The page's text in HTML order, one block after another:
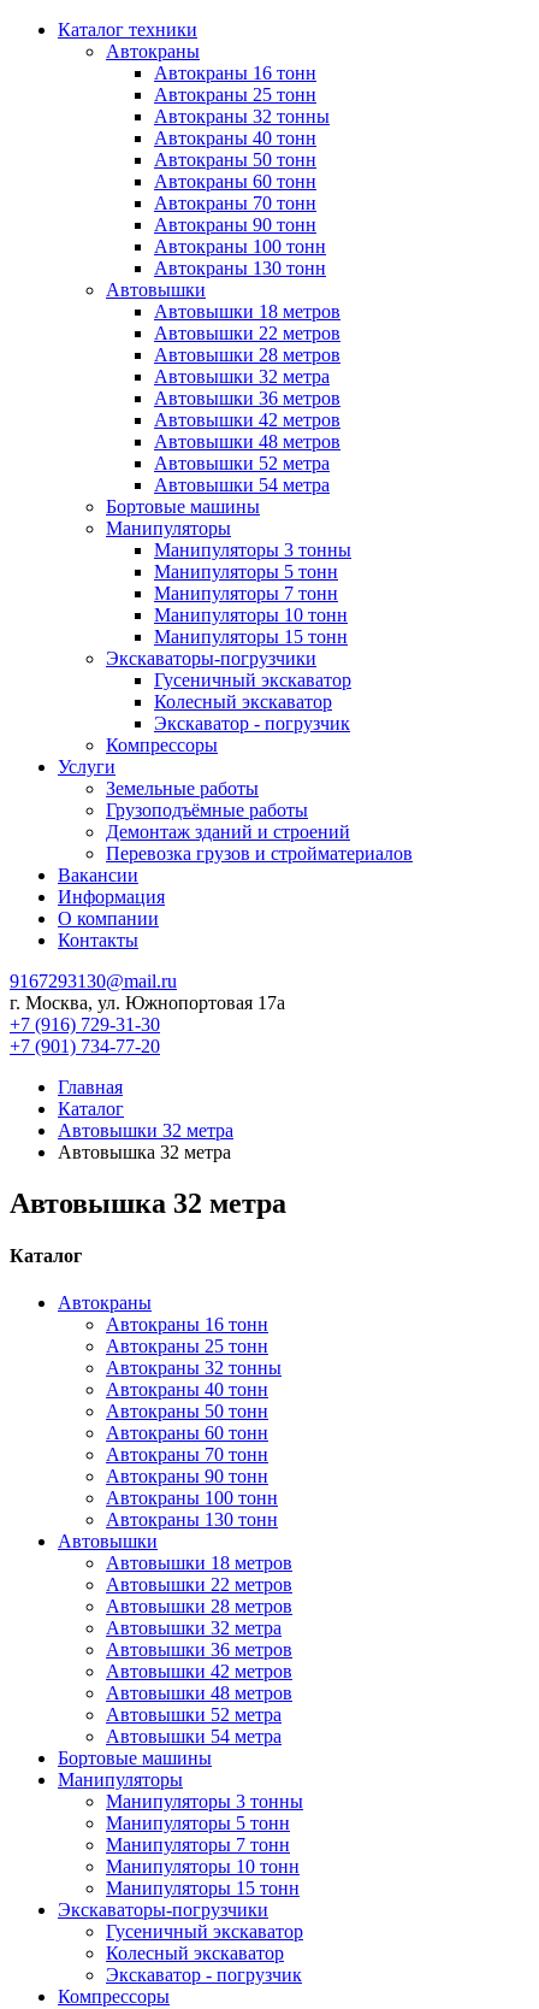
Каталог техники
Автокраны
Автокраны 16 тонн
Автокраны 25 тонн
Автокраны 32 тонны
Автокраны 40 тонн
Автокраны 50 тонн
Автокраны 60 тонн
Автокраны 70 тонн
Автокраны 90 тонн
Автокраны 100 тонн
Автокраны 130 тонн
Автовышки
Автовышки 18 метров
Автовышки 22 метров
Автовышки 28 метров
Автовышки 32 метра
Автовышки 36 метров
Автовышки 42 метров
Автовышки 48 метров
Автовышки 52 метра
Автовышки 54 метра
Бортовые машины
Манипуляторы
Манипуляторы 3 тонны
Манипуляторы 5 тонн
Манипуляторы 7 тонн
Манипуляторы 10 тонн
Манипуляторы 15 тонн
Экскаваторы-погрузчики
Гусеничный экскаватор
Колесный экскаватор
Экскаватор - погрузчик
Компрессоры
Услуги
Земельные работы
Грузоподъёмные работы
Демонтаж зданий и строений
Перевозка грузов и стройматериалов
Вакансии
Информация
О компании
Контакты
9167293130@mail.ru
г. Москва, ул. Южнопортовая 17а
+7 (916) 729-31-30
+7 (901) 734-77-20
Главная
Каталог
Автовышки 32 метра
Автовышка 32 метра
Автовышка 32 метра
Каталог
Автокраны
Автокраны 16 тонн
Автокраны 25 тонн
Автокраны 32 тонны
Автокраны 40 тонн
Автокраны 50 тонн
Автокраны 60 тонн
Автокраны 70 тонн
Автокраны 90 тонн
Автокраны 100 тонн
Автокраны 130 тонн
Автовышки
Автовышки 18 метров
Автовышки 22 метров
Автовышки 28 метров
Автовышки 32 метра
Автовышки 36 метров
Автовышки 42 метров
Автовышки 48 метров
Автовышки 52 метра
Автовышки 54 метра
Бортовые машины
Манипуляторы
Манипуляторы 3 тонны
Манипуляторы 5 тонн
Манипуляторы 7 тонн
Манипуляторы 10 тонн
Манипуляторы 15 тонн
Экскаваторы-погрузчики
Гусеничный экскаватор
Колесный экскаватор
Экскаватор - погрузчик
Компрессоры